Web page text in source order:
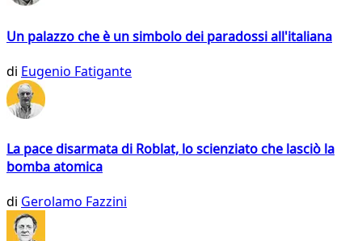
Un palazzo che è un simbolo dei paradossi all'italiana
di Eugenio Fatigante
La pace disarmata di Roblat, lo scienziato che lasciò la
bomba atomica
di Gerolamo Fazzini